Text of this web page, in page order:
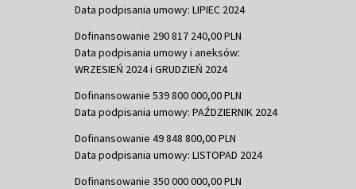
Data podpisania umowy: LIPIEC 2024
Dofinansowanie 290 817 240,00 PLN
Data podpisania umowy i aneksów:
WRZESIEŃ 2024 i GRUDZIEŃ 2024
Dofinansowanie 539 800 000,00 PLN
Data podpisania umowy: PAŹDZIERNIK 2024
Dofinansowanie 49 848 800,00 PLN
Data podpisania umowy: LISTOPAD 2024
Dofinansowanie 350 000 000,00 PLN